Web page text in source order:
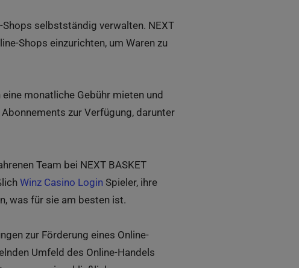
Shops selbstständig verwalten. NEXT
Shops einzurichten, um Waren zu
monatliche Gebühr mieten und
zur Verfügung, darunter
Team bei NEXT BASKET
Winz Casino Login Spieler, ihre
was für sie am besten ist.
zur Förderung eines Online-
Umfeld des Online-Handels